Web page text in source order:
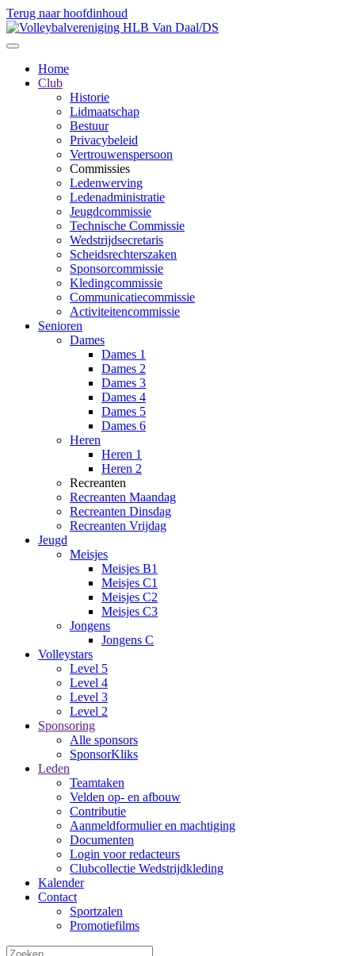
Terug naar hoofdinhoud
Home
Club
Historie
Lidmaatschap
Bestuur
Privacybeleid
Vertrouwenspersoon
Commissies
Ledenwerving
Ledenadministratie
Jeugdcommissie
Technische Commissie
Wedstrijdsecretaris
Scheidsrechterszaken
Sponsorcommissie
Kledingcommissie
Communicatiecommissie
Activiteitencommissie
Senioren
Dames
Dames 1
Dames 2
Dames 3
Dames 4
Dames 5
Dames 6
Heren
Heren 1
Heren 2
Recreanten
Recreanten Maandag
Recreanten Dinsdag
Recreanten Vrijdag
Jeugd
Meisjes
Meisjes B1
Meisjes C1
Meisjes C2
Meisjes C3
Jongens
Jongens C
Volleystars
Level 5
Level 4
Level 3
Level 2
Sponsoring
Alle sponsors
SponsorKliks
Leden
Teamtaken
Velden op- en afbouw
Contributie
Aanmeldformulier en machtiging
Documenten
Login voor redacteurs
Clubcollectie Wedstrijdkleding
Kalender
Contact
Sportzalen
Promotiefilms